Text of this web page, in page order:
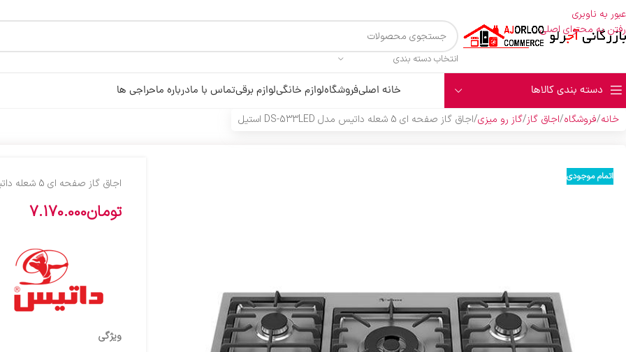
عبور به ناوبری
رفتن به محتوای اصلی
انتخاب دسته بندی
دسته بندی کالاها خانه اصلیفروشگاهلوازم خانگیلوازم برقیتماس با مادرباره ماحراجی ها
خانه فروشگاه اجاق گاز گاز رو میزی اجاق گاز صفحه ای 5 شعله داتیس مدل DS-533LED استیل
اتمام موجودی اجاق گاز صفحه ای 5 شعله داتیس مدل DS-533LED استیل
تومان7.170.000
ویژگی